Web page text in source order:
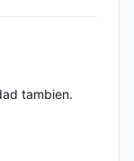
tambien.